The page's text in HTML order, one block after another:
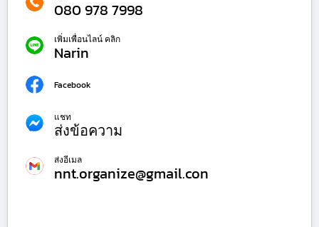
080 978 7998
เพิ่มเพื่อนไลน์ คลิก
Narin
Facebook
แชท
ส่งข้อความ
ส่งอีเมล
nnt.organize@gmail.con